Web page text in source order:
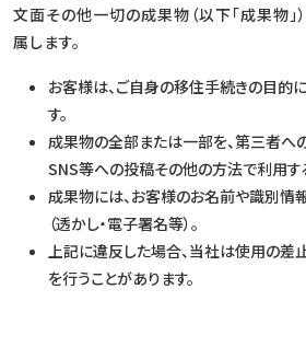
文面その他一切の成果物（以下「成果物」
属します。
お客様は、ご自身の移住手続きの目的
す。
成果物の全部または一部を、第三者への
SNS等への投稿その他の方法で利用す
成果物には、お客様のお名前や識別情
（透かし・電子署名等）。
上記に違反した場合、当社は使用の差
を行うことがあります。